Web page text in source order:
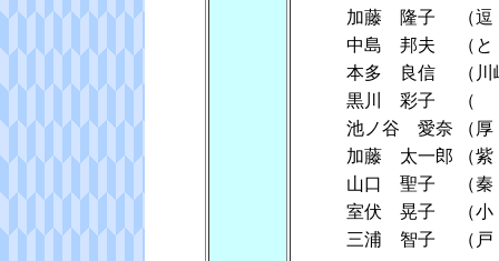
加藤 隆子
（
中島 邦夫
（
本多 良信
（
黒川 彩子
池ノ谷 愛奈
（
加藤 太一郎
（
山口 聖子
（
室伏 晃子
（
三浦 智子
（